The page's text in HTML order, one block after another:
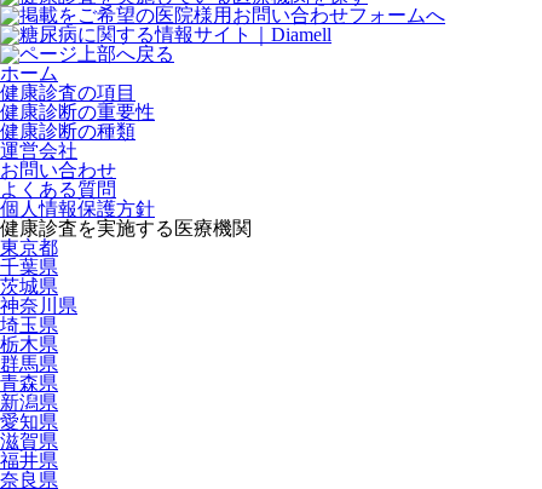
ホーム
健康診査の項目
健康診断の重要性
健康診断の種類
運営会社
お問い合わせ
よくある質問
個人情報保護方針
健康診査を実施する医療機関
東京都
千葉県
茨城県
神奈川県
埼玉県
栃木県
群馬県
青森県
新潟県
愛知県
滋賀県
福井県
奈良県